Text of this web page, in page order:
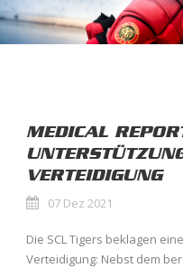
MEDICAL
VERTEIDIGUNG
07 Dez 2021
Die SCL Tigers beklagen
Verteidigung: Nebst dem